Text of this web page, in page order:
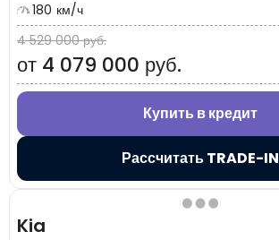
180 км/ч
4 529 000 руб.
от 4 079 000 руб.
Купить в кредит
Рассчитать TRADE-IN
Kia